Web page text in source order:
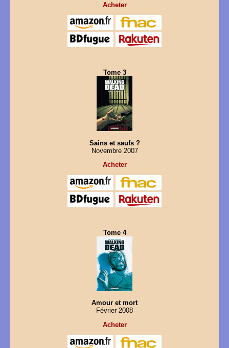
Acheter
Tome 3
Sains et saufs ?
Novembre 2007
Acheter
Tome 4
Amour et mort
Février 2008
Acheter